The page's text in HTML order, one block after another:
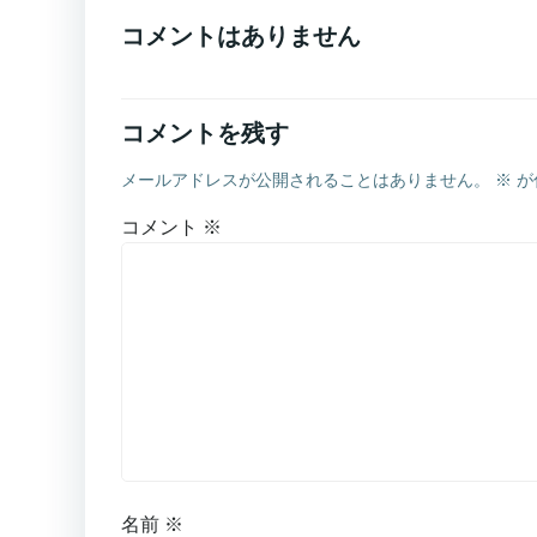
コメントはありません
コメントを残す
メールアドレスが公開されることはありません。 ※
コメント ※
名前 ※